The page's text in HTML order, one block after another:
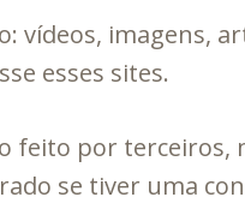
imagens,
esses sites.
feito por terceiros,
se tiver uma